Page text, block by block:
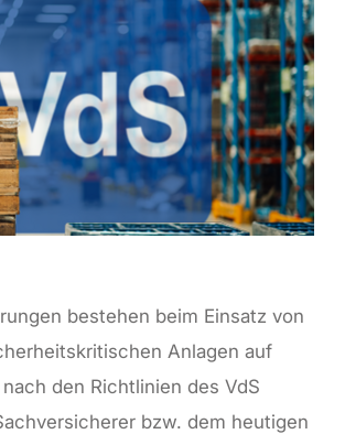
bestehen beim Einsatz von
Anlagen auf
den Richtlinien des VdS
bzw. dem heutigen